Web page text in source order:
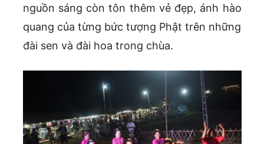
nguồn sáng còn tôn thêm vẻ đẹp, ánh hào
quang của từng bức tượng Phật trên những
đài sen và đài hoa trong chùa.